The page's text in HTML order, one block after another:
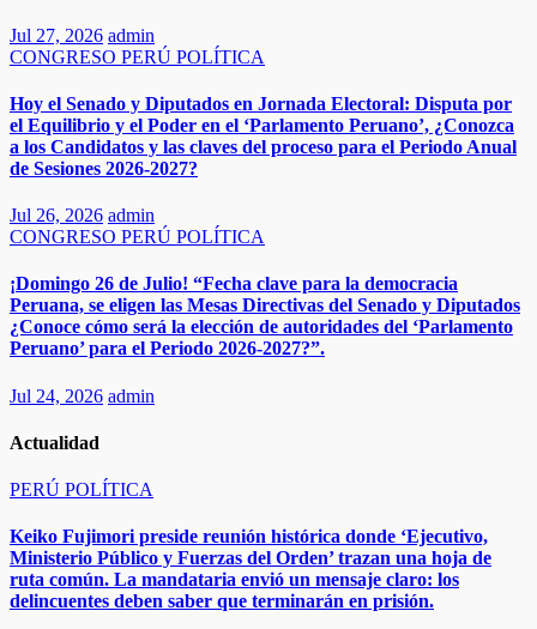
Jul 27, 2026 admin
CONGRESO PERÚ POLÍTICA
Hoy el Senado y Diputados en Jornada Electoral: Disputa por
el Equilibrio y el Poder en el ‘Parlamento Peruano’, ¿Conozca
a los Candidatos y las claves del proceso para el Periodo Anual
de Sesiones 2026-2027?
Jul 26, 2026 admin
CONGRESO PERÚ POLÍTICA
¡Domingo 26 de Julio! “Fecha clave para la democracia
Peruana, se eligen las Mesas Directivas del Senado y Diputados
¿Conoce cómo será la elección de autoridades del ‘Parlamento
Peruano’ para el Periodo 2026-2027?”.
Jul 24, 2026 admin
Actualidad
PERÚ POLÍTICA
Keiko Fujimori preside reunión histórica donde ‘Ejecutivo,
Ministerio Público y Fuerzas del Orden’ trazan una hoja de
ruta común. La mandataria envió un mensaje claro: los
delincuentes deben saber que terminarán en prisión.